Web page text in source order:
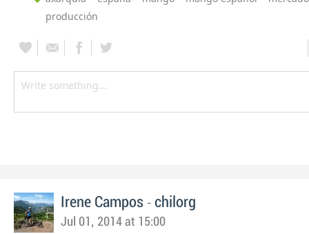
producción
Irene Campos - chilorg
Jul 01, 2014 at 15:00